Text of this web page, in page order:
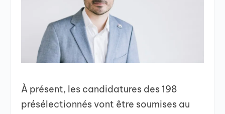
À présent, les candidatures des 198
présélectionnés vont être soumises au